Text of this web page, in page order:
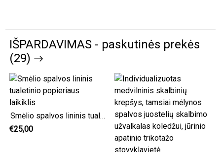
IŠPARDAVIMAS - paskutinės prekės
(29)
Smėlio spalvos lininis tualetinio popieriaus laikiklis
€25,00